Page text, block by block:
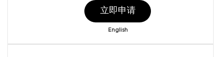
立即申请
English